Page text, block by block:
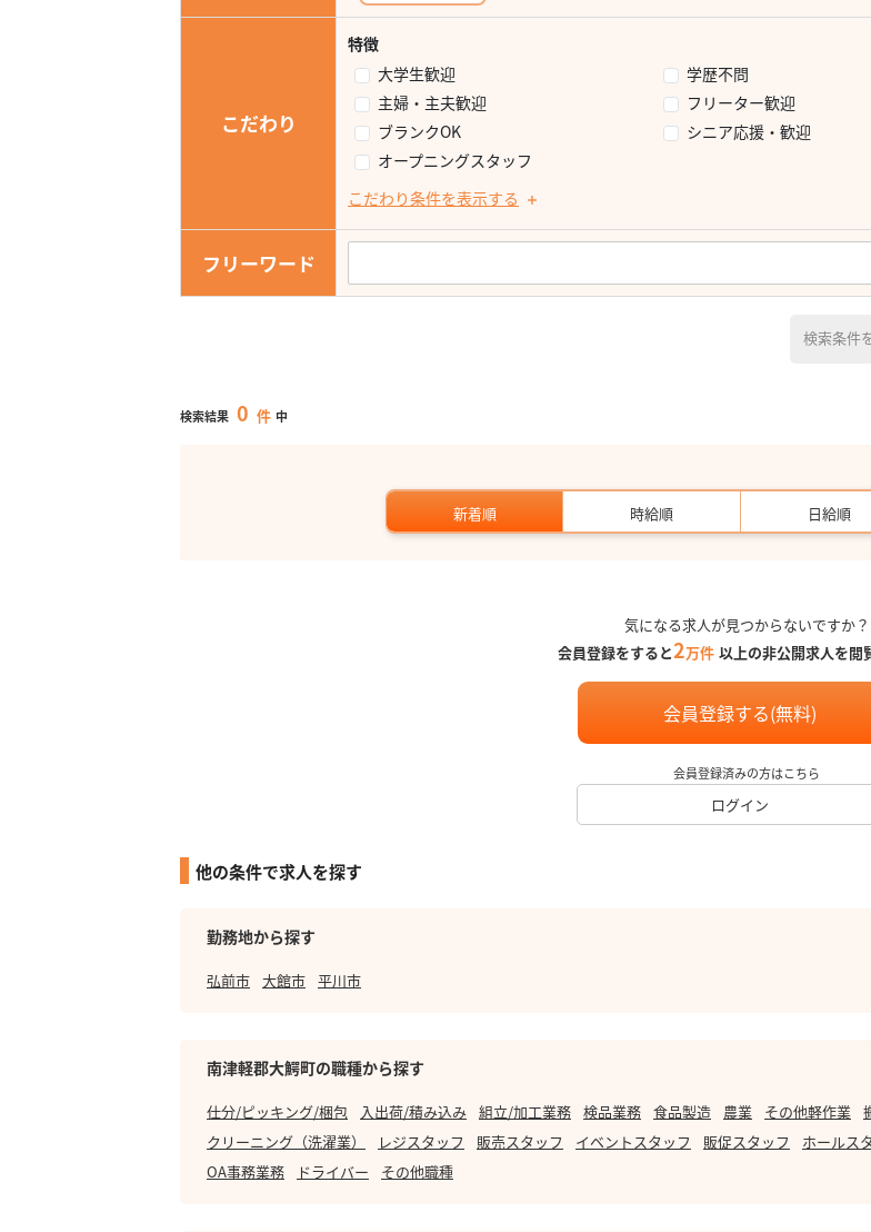
こだわり
特徴
大学生歓迎
学歴不問
主婦・主夫歓迎
フリーター歓迎
ブランクOK
シニア応援・歓迎
オープニングスタッフ
こだわり条件を表示する
フリーワード
検索条件
検索結果 0 件 中
新着順 時給順 日給順
気になる求人が見つからないですか？
会員登録をすると2万件 以上の非公開求人を閲
会員登録する(無料)
会員登録済みの方はこちら
ログイン
他の条件で求人を探す
勤務地から探す
弘前市 大館市 平川市
南津軽郡大鰐町の職種から探す
仕分/ピッキング/梱包 入出荷/積み込み 組立/加工業務 検品業務 食品製造 農業 その他軽作業
クリーニング（洗濯業）
レジスタッフ 販売スタッフ イベントスタッフ 販促スタッフ ホールス
OA事務業務
ドライバー その他職種